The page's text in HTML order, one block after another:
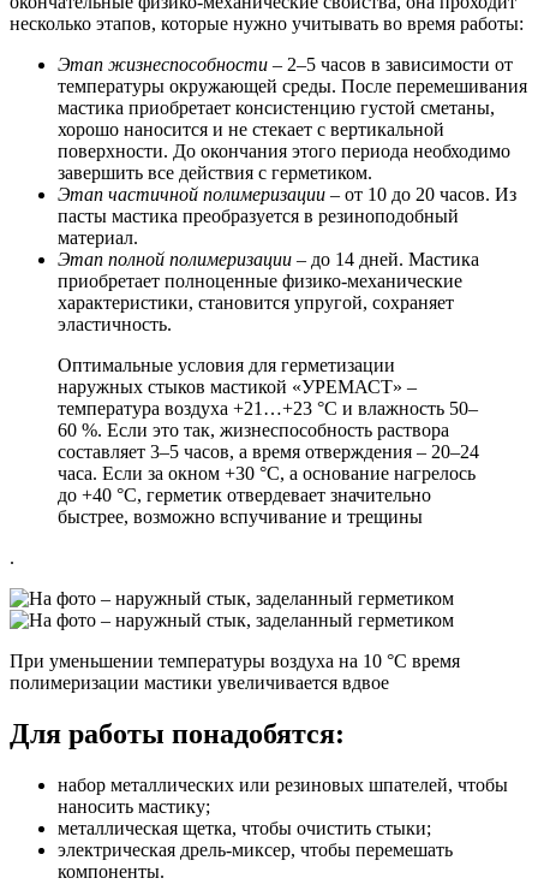
несколько этапов, которые нужно учитывать во время работы:
Этап жизнеспособности – 2–5 часов в зависимости от
температуры окружающей среды. После перемешивания
мастика приобретает консистенцию густой сметаны,
хорошо наносится и не стекает с вертикальной
поверхности. До окончания этого периода необходимо
завершить все действия с герметиком.
Этап частичной полимеризации – от 10 до 20 часов. Из
пасты мастика преобразуется в резиноподобный
материал.
Этап полной полимеризации – до 14 дней. Мастика
приобретает полноценные физико-механические
характеристики, становится упругой, сохраняет
эластичность.
Оптимальные условия для герметизации
наружных стыков мастикой «УРЕМАСТ» –
температура воздуха +21…+23 °С и влажность 50–
60 %. Если это так, жизнеспособность раствора
составляет 3–5 часов, а время отверждения – 20–24
часа. Если за окном +30 °С, а основание нагрелось
до +40 °С, герметик отвердевает значительно
быстрее, возможно вспучивание и трещины
.
При уменьшении температуры воздуха на 10 °С время
полимеризации мастики увеличивается вдвое
Для работы понадобятся:
набор металлических или резиновых шпателей, чтобы
наносить мастику;
металлическая щетка, чтобы очистить стыки;
электрическая дрель-миксер, чтобы перемешать
компоненты.